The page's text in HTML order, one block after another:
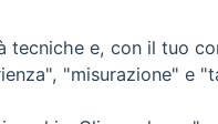
Vico
di Stabia
e, con il tuo
"misurazione" e